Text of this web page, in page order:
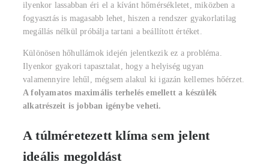
ilyenkor lassabban éri el a kívánt hőmérsékletet, miközben a
fogyasztás is magasabb lehet, hiszen a rendszer gyakorlatilag
megállás nélkül próbálja tartani a beállított értéket.
Különösen hőhullámok idején jelentkezik ez a probléma.
Ilyenkor gyakori tapasztalat, hogy a helyiség ugyan
valamennyire lehűl, mégsem alakul ki igazán kellemes hőérzet.
A folyamatos maximális terhelés emellett a készülék
alkatrészeit is jobban igénybe veheti.
A túlméretezett klíma sem jelent
ideális megoldást